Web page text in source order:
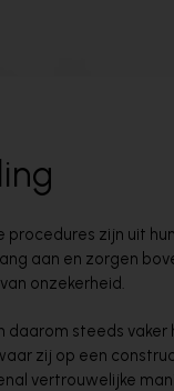
zijn uit
aan en zorgen
onzekerheid.
daarom steeds vaker
zij op een
vertrouwelijke